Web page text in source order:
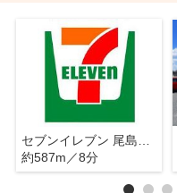
約587m／8分